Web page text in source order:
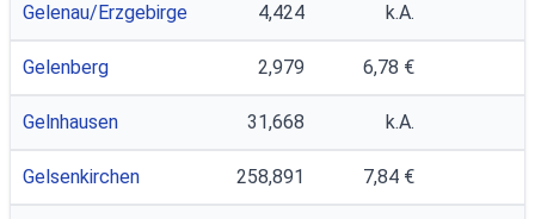
Gelenau/Erzgebirge 4,424 k.A.
Gelenberg 2,979 6,78 €
Gelnhausen 31,668 k.A.
Gelsenkirchen 258,891 7,84 €